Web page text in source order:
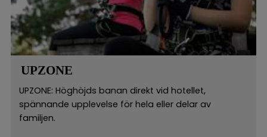
UPZONE
UPZONE: Höghöjds banan direkt vid hotellet,
spännande upplevelse för hela eller delar av
familjen.